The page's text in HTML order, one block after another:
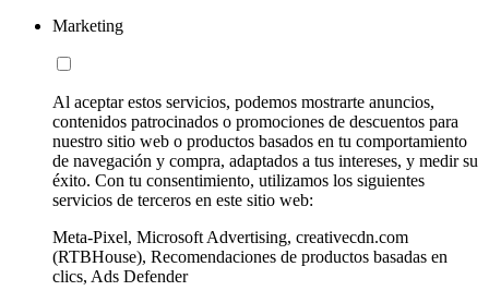
Marketing
Al aceptar estos servicios, podemos mostrarte anuncios,
contenidos patrocinados o promociones de descuentos para
nuestro sitio web o productos basados en tu comportamiento
de navegación y compra, adaptados a tus intereses, y medir su
éxito. Con tu consentimiento, utilizamos los siguientes
servicios de terceros en este sitio web:
Meta-Pixel, Microsoft Advertising, creativecdn.com
(RTBHouse), Recomendaciones de productos basadas en
clics, Ads Defender